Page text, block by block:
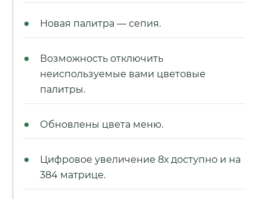
Новая палитра — сепия.
Возможность отключить
неиспользуемые вами цветовые
палитры.
Обновлены цвета меню.
Цифровое увеличение 8х доступно и на
384 матрице.